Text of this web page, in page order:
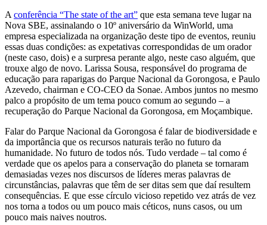
A conferência “The state of the art” que esta semana teve lugar na
Nova SBE, assinalando o 10º aniversário da WinWorld, uma
empresa especializada na organização deste tipo de eventos, reuniu
essas duas condições: as expetativas correspondidas de um orador
(neste caso, dois) e a surpresa perante algo, neste caso alguém, que
trouxe algo de novo. Larissa Sousa, responsável do programa de
educação para raparigas do Parque Nacional da Gorongosa, e Paulo
Azevedo, chairman e CO-CEO da Sonae. Ambos juntos no mesmo
palco a propósito de um tema pouco comum ao segundo – a
recuperação do Parque Nacional da Gorongosa, em Moçambique.
Falar do Parque Nacional da Gorongosa é falar de biodiversidade e
da importância que os recursos naturais terão no futuro da
humanidade. No futuro de todos nós. Tudo verdade – tal como é
verdade que os apelos para a conservação do planeta se tornaram
demasiadas vezes nos discursos de líderes meras palavras de
circunstâncias, palavras que têm de ser ditas sem que daí resultem
consequências. E que esse círculo vicioso repetido vez atrás de vez
nos torna a todos ou um pouco mais céticos, nuns casos, ou um
pouco mais naives noutros.